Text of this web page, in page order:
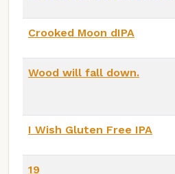
Crooked Moon dIPA
Wood will fall down.
I Wish Gluten Free IPA
19